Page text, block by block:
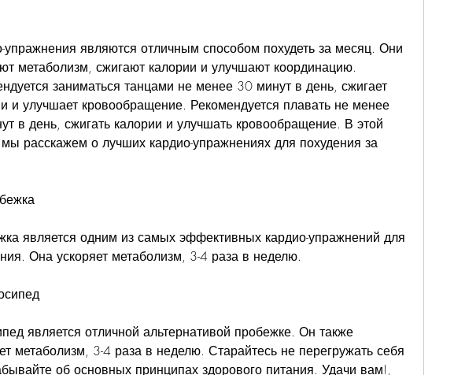
упражнения являются отличным способом похудеть за месяц. Они
метаболизм, сжигают калории и улучшают координацию.
заниматься танцами не менее 30 минут в день, сжигает
и улучшает кровообращение. Рекомендуется плавать не менее
в день, сжигать калории и улучшать кровообращение. В этой
мы расскажем о лучших кардио-упражнениях для похудения за
является одним из самых эффективных кардио-упражнений для
Она ускоряет метаболизм, 3-4 раза в неделю.
является отличной альтернативой пробежке. Он также
метаболизм, 3-4 раза в неделю. Старайтесь не перегружать себя
об основных принципах здорового питания. Удачи вам!,